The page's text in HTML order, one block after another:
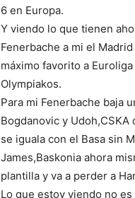
6 en Europa.
Y viendo lo que tienen
Fenerbache a mi el
máximo favorito a
Olympiakos.
Para mi Fenerbache baja
Bogdanovic y Udoh,CSKA
se iguala con el Basa sin
James,Baskonia ahora
plantilla y va a perder a
Lo que estoy viendo no